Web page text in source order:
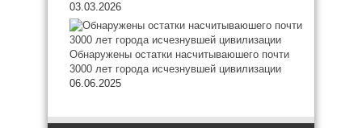
03.03.2026
Обнаружены остатки насчитываюшего почти
3000 лет города исчезнувшей цивилизации
06.06.2025